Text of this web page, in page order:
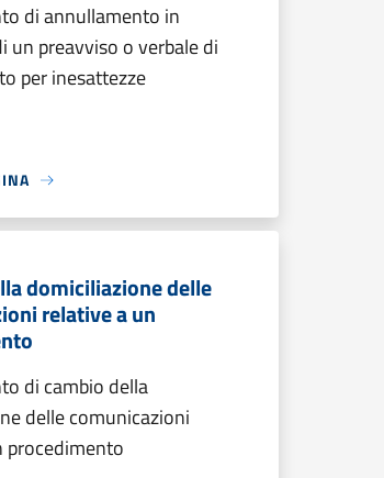
di annullamento in
un preavviso o verbale di
per inesattezze
domiciliazione delle
relative a un
di cambio della
delle comunicazioni
procedimento